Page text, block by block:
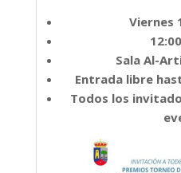
Viernes
Sala Al-
Entrada libre
Todos los